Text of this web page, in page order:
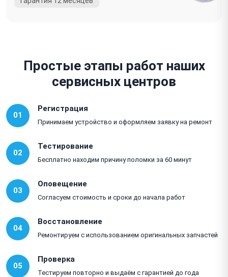
Простые этапы работ наших
сервисных центров
01
Регистрация
Принимаем устройство и оформляем заявку на ремонт
02
Тестирование
Бесплатно находим причину поломки за 60 минут
03
Оповещение
Согласуем стоимость и сроки до начала работ
04
Восстановление
Ремонтируем с использованием оригинальных запчастей
05
Проверка
Тестируем повторно и выдаём с гарантией до года